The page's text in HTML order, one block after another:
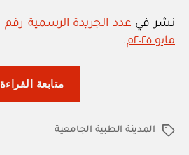
نشر في
مايو ٢٠٢٥م
.
متابعة القراءة
الوسومالمدينة الطبية الجامعية